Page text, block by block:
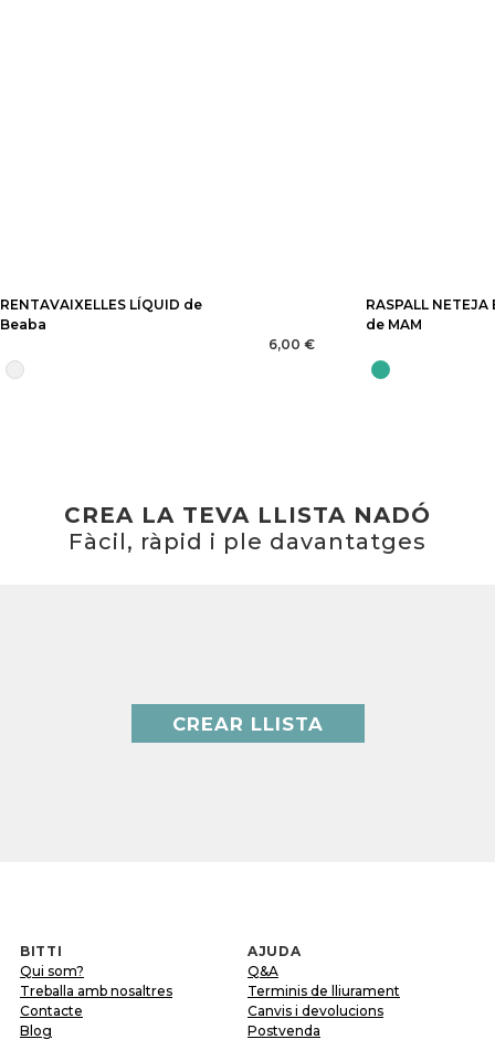
RENTAVAIXELLES LÍQUID de
Beaba
6,00 €
RASPALL NETEJA
de MAM
CREA LA TEVA LLISTA NADÓ
Fàcil, ràpid i ple davantatges
CREAR LLISTA
BITTI
Qui som?
Treballa amb nosaltres
Contacte
Blog
AJUDA
Q&A
Terminis de lliurament
Canvis i devolucions
Postvenda